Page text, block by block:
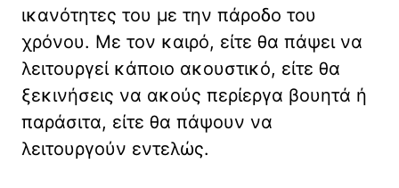
ικανότητες του με την πάροδο του
χρόνου. Με τον καιρό, είτε θα πάψει να
λειτουργεί κάποιο ακουστικό, είτε θα
ξεκινήσεις να ακούς περίεργα βουητά ή
παράσιτα, είτε θα πάψουν να
λειτουργούν εντελώς.